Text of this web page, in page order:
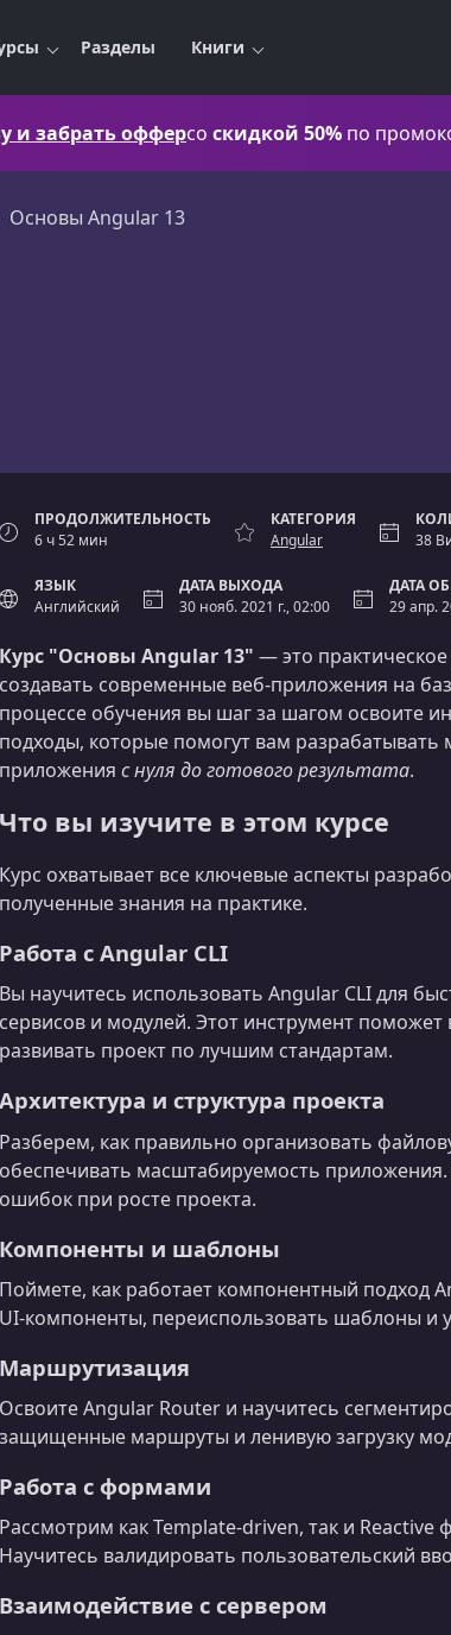
Разделы Книги
и забрать офферсо скидкой 50% по
Основы Angular 13
ПРОДОЛЖИТЕЛЬНОСТЬ
6 ч 52 мин
КАТЕГОРИЯ
Angular
38
ЯЗЫК
Английский
ДАТА ВЫХОДА
30 нояб. 2021 г., 02:00
ДАТА
29 апр.
Курс "Основы Angular 13" — это практическое
создавать современные веб‑приложения на
процессе обучения вы шаг за шагом освоите
подходы, которые помогут вам
приложения с нуля до готового результата.
Что вы изучите в этом курсе
Курс охватывает все ключевые аспекты
полученные знания на практике.
Работа с Angular CLI
Вы научитесь использовать Angular CLI для
сервисов и модулей. Этот инструмент
развивать проект по лучшим стандартам.
Архитектура и структура проекта
Разберем, как правильно организовать
обеспечивать масштабируемость
ошибок при росте проекта.
Компоненты и шаблоны
Поймете, как работает компонентный подход
UI‑компоненты, переиспользовать шаблоны и
Маршрутизация
Освоите Angular Router и научитесь
защищенные маршруты и ленивую загрузку
Работа с формами
Рассмотрим как Template-driven, так и
Научитесь валидировать пользовательский
Взаимодействие с сервером